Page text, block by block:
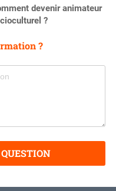
devenir animateur
?
?